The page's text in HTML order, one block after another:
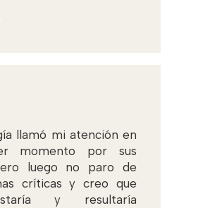
llamó mi atención en
momento por sus
luego no paro de
críticas y creo que
y resultaría